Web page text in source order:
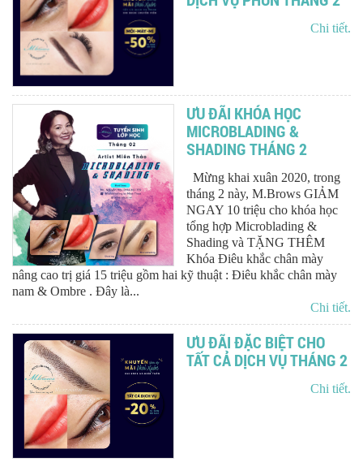
Chi tiết.
ƯU ĐÃI KHÓA HỌC
MICROBLADING &
SHADING THÁNG 2
Mừng khai xuân 2020, trong
tháng 2 này, M.Brows GIẢM
NGAY 10 triệu cho khóa học
tổng hợp Microblading &
Shading và TẶNG THÊM
Khóa Điêu khắc chân mày
nâng cao trị giá 15 triệu gồm hai kỹ thuật : Điêu khắc chân mày
nam & Ombre . Đây là...
Chi tiết.
ƯU ĐÃI ĐẶC BIỆT CHO
TẤT CẢ DỊCH VỤ THÁNG 2
Chi tiết.